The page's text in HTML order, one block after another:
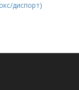
диспорт)